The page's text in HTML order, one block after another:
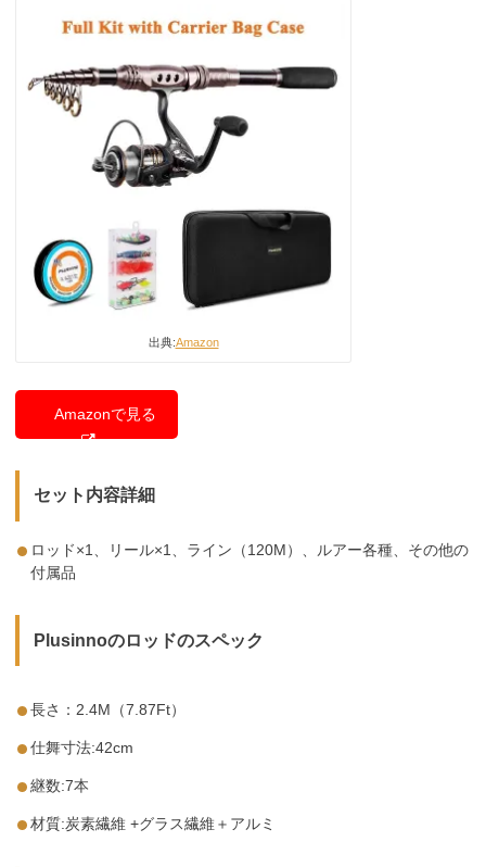
出典:Amazon
Amazonで見る
セット内容詳細
ロッド×1、リール×1、ライン（120M）、ルアー各種、その他の
付属品
Plusinnoのロッドのスペック
長さ：2.4M（7.87Ft）
仕舞寸法:42cm
継数:7本
材質:炭素繊維 +グラス繊維＋アルミ